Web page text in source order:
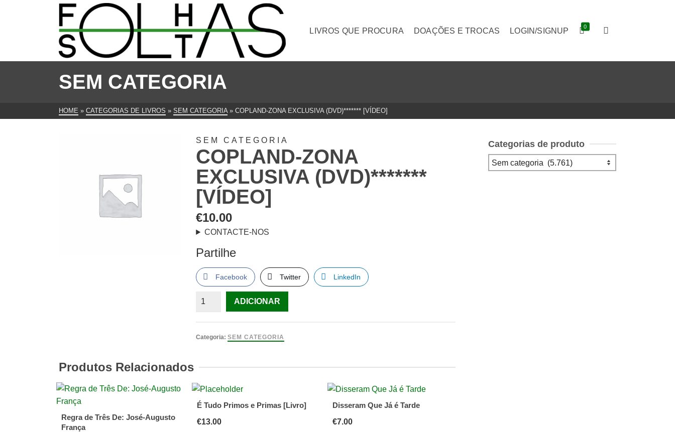
LIVROS QUE PROCURA DOAÇÕES E TROCAS LOGIN/SIGNUP 0
SEM CATEGORIA
HOME » CATEGORIAS DE LIVROS » SEM CATEGORIA » COPLAND-ZONA EXCLUSIVA (DVD)******* [VÍDEO]
SEM CATEGORIA
COPLAND-ZONA
EXCLUSIVA (DVD)*******
[VÍDEO]
€10.00
CONTACTE-NOS
Partilhe
Facebook Twitter LinkedIn
Quantidade
zona
ADICIONAR
Categoria:SEM CATEGORIA
Produtos Relacionados
Regra de Três De: José-Augusto
França
É Tudo Primos e Primas [Livro]
€13.00
Disseram Que Já é Tarde
€7.00
Categorias de produto